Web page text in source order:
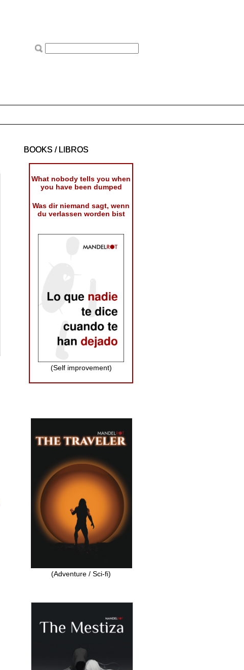
BOOKS / LIBROS
What nobody tells you when
you have been dumped
Was dir niemand sagt, wenn
du verlassen worden bist
(Self improvement)
(Adventure / Sci-fi)